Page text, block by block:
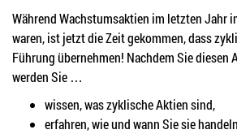
Während Wachstumsaktien im letzten Jahr
waren, ist jetzt die Zeit gekommen, dass
Führung übernehmen! Nachdem Sie diesen
werden Sie …
wissen, was zyklische Aktien sind,
erfahren, wie und wann Sie sie